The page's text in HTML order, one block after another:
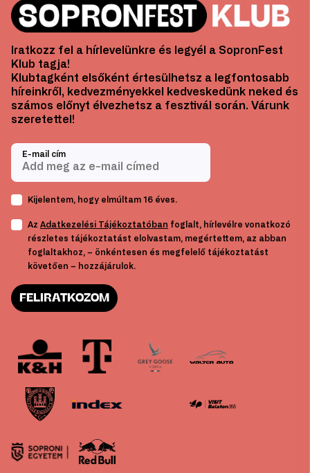
Iratkozz fel a hírlevelünkre és legyél a SopronFest
Klub tagja!
Klubtagként elsőként értesülhetsz a legfontosabb
híreinkről, kedvezményekkel kedveskedünk neked és
számos előnyt élvezhetsz a fesztivál során. Várunk
szeretettel!
E-mail cím
Kijelentem, hogy elmúltam 16 éves.
Az Adatkezelési Tájékoztatóban foglalt, hírlevélre vonatkozó
részletes tájékoztatást elolvastam, megértettem, az abban
foglaltakhoz, – önkéntesen és megfelelő tájékoztatást
követően – hozzájárulok.
FELIRATKOZOM